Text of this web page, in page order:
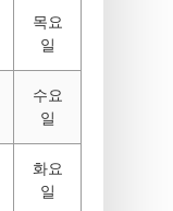
목요
일
수요
일
화요
일